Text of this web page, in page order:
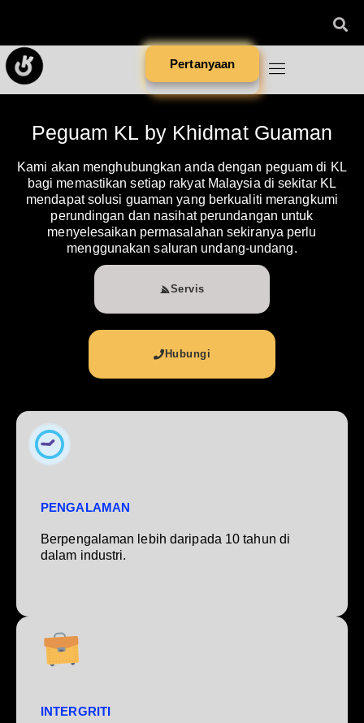
Pertanyaan
Peguam KL by Khidmat Guaman
Kami akan menghubungkan anda dengan peguam di KL
bagi memastikan setiap rakyat Malaysia di sekitar KL
mendapat solusi guaman yang berkualiti merangkumi
perundingan dan nasihat perundangan untuk
menyelesaikan permasalahan sekiranya perlu
menggunakan saluran undang-undang.
Servis
Hubungi
PENGALAMAN
Berpengalaman lebih daripada 10 tahun di
dalam industri.
INTERGRITI